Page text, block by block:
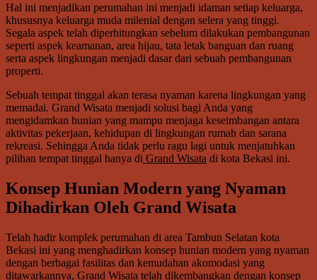
Hal ini menjadikan perumahan ini menjadi idaman setiap keluarga,
khususnya keluarga muda milenial dengan selera yang tinggi.
Segala aspek telah diperhitungkan sebelum dilakukan pembangunan
seperti aspek keamanan, area hijau, tata letak banguan dan ruang
serta aspek lingkungan menjadi dasar dari sebuah pembangunan
properti.
Sebuah tempat tinggal akan terasa nyaman karena lingkungan yang
memadai. Grand Wisata menjadi solusi bagi Anda yang
mengidamkan hunian yang mampu menjaga keseimbangan antara
aktivitas pekerjaan, kehidupan di lingkungan rumah dan sarana
rekreasi. Sehingga Anda tidak perlu ragu lagi untuk menjatuhkan
pilihan tempat tinggal hanya di Grand Wisata di kota Bekasi ini.
Konsep Hunian Modern yang Nyaman
Dihadirkan Oleh Grand Wisata
Telah hadir komplek perumahan di area Tambun Selatan kota
Bekasi ini yang menghadirkan konsep hunian modern yang nyaman
dengan berbagai fasilitas dan kemudahan akomodasi yang
ditawarkannya, Grand Wisata telah dikembangkan dengan konsep